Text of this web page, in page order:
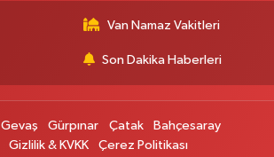
Van Namaz Vakitleri
Son Dakika Haberleri
Gevaş Gürpınar Çatak
Bahçesaray
Gizlilik & KVKK Çerez Politikası